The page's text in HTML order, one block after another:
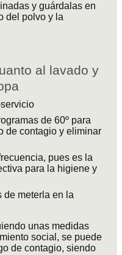
y guárdalas en
del polvo y la
al lavado y
de 60º para
de contagio y eliminar
pues es la
para la higiene y
de meterla en la
unas medidas
social, se puede
de contagio, siendo